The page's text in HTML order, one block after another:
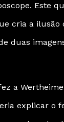
Este
cria a ilusão
duas
a
explicar o